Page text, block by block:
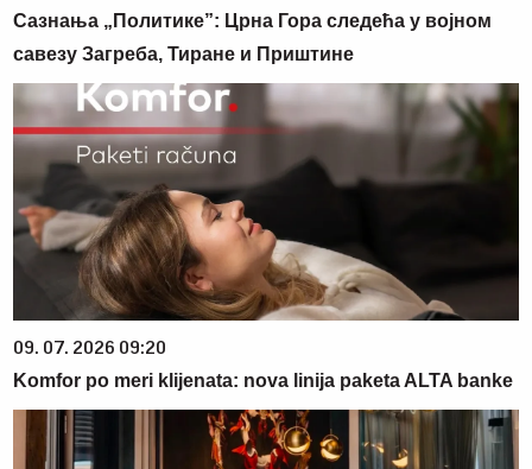
Сазнања „Политике”: Црна Гора следећа у војном
савезу Загреба, Тиране и Приштине
09. 07. 2026 09:20
Komfor po meri klijenata: nova linija paketa ALTA banke